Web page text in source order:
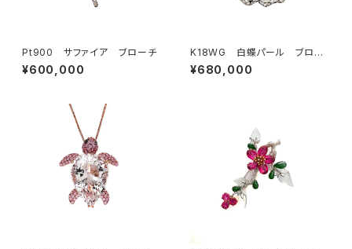
Pt900 サファイア ブローチ
¥600,000
K18WG 白蝶パール ブロー
チ
¥680,000